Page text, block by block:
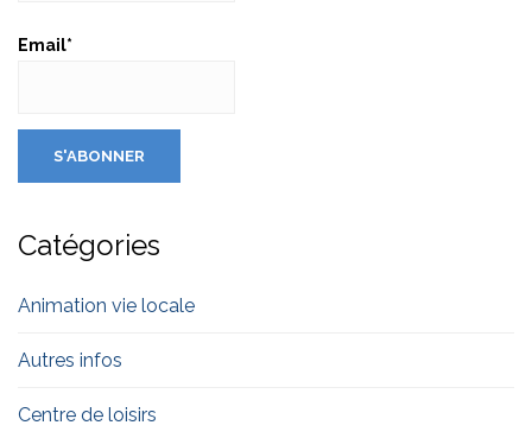
Email*
Catégories
Animation vie locale
Autres infos
Centre de loisirs